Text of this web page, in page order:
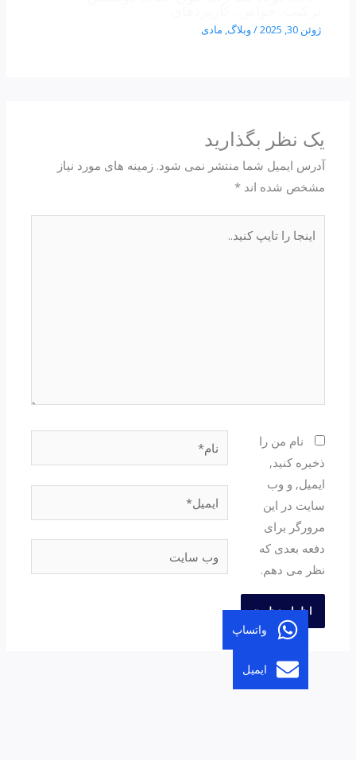
ژوئن 30, 2025 /وبلاگ, مادی
یک نظر بگذارید
آدرس ایمیل شما منتشر نمی شود. زمینه های مورد نیاز
مشخص شده اند*
نام*
ایمیل*
سایت
نام من را
ذخیره کنید,
ایمیل, و وب
سایت در این
مرورگر برای
دفعه بعدی که
نظر می دهم.
واتساپ
ایمیل